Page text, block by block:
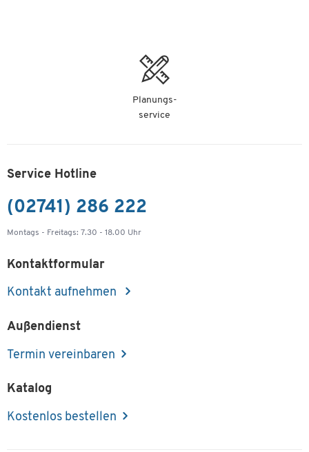
Planungs-
service
Service Hotline
(02741) 286 222
Montags - Freitags: 7.30 - 18.00 Uhr
Kontaktformular
Kontakt aufnehmen
Außendienst
Termin vereinbaren
Katalog
Kostenlos bestellen